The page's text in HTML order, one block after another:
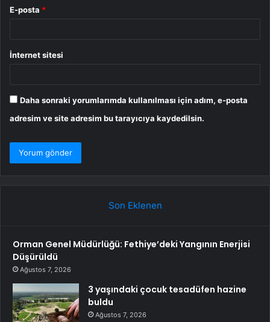
E-posta *
İnternet sitesi
Daha sonraki yorumlarımda kullanılması için adım, e-posta
adresim ve site adresim bu tarayıcıya kaydedilsin.
Son Eklenen
Orman Genel Müdürlüğü: Fethiye’deki Yangının Enerjisi
Düşürüldü
Ağustos 7, 2026
3 yaşındaki çocuk tesadüfen hazine
buldu
Ağustos 7, 2026